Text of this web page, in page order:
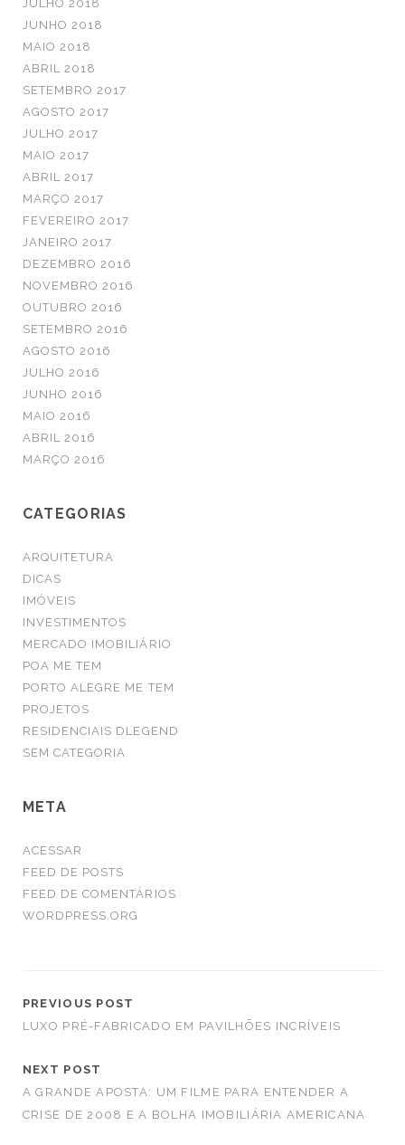
JULHO 2018
JUNHO 2018
MAIO 2018
ABRIL 2018
SETEMBRO 2017
AGOSTO 2017
JULHO 2017
MAIO 2017
ABRIL 2017
MARÇO 2017
FEVEREIRO 2017
JANEIRO 2017
DEZEMBRO 2016
NOVEMBRO 2016
OUTUBRO 2016
SETEMBRO 2016
AGOSTO 2016
JULHO 2016
JUNHO 2016
MAIO 2016
ABRIL 2016
MARÇO 2016
CATEGORIAS
ARQUITETURA
DICAS
IMÓVEIS
INVESTIMENTOS
MERCADO IMOBILIÁRIO
POA ME TEM
PORTO ALEGRE ME TEM
PROJETOS
RESIDENCIAIS DLEGEND
SEM CATEGORIA
META
ACESSAR
FEED DE POSTS
FEED DE COMENTÁRIOS
WORDPRESS.ORG
PREVIOUS POST
LUXO PRÉ-FABRICADO EM PAVILHÕES INCRÍVEIS
NEXT POST
A GRANDE APOSTA: UM FILME PARA ENTENDER A
CRISE DE 2008 E A BOLHA IMOBILIÁRIA AMERICANA